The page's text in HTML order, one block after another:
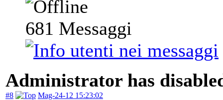
681 Messaggi
Administrator has
#8 Mag-24-12 15:23:02